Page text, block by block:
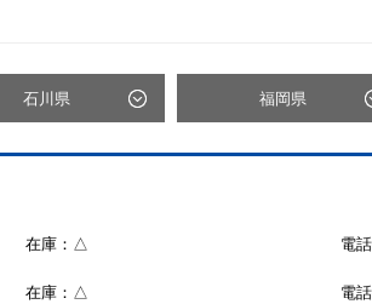
石川県 福岡県
在庫：△ 電
在庫：△ 電